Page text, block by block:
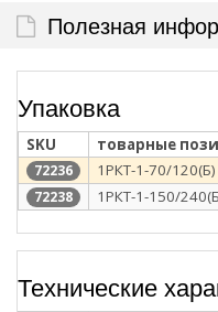
Полезная
Упаковка
SKU товарные
72236 1РКТ-1-70/120(Б)
72238 1РКТ-1-150/
Технические